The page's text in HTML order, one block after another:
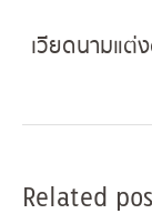
เวียดนามแต่
Related